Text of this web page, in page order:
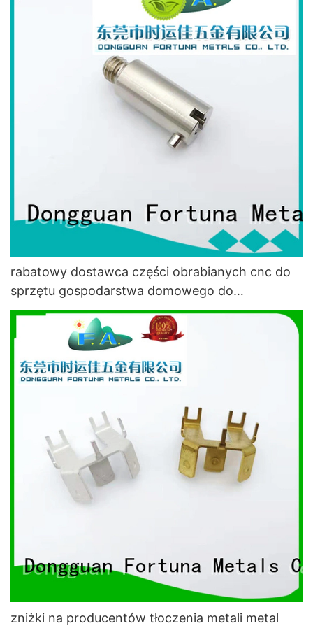
rabatowy dostawca części obrabianych cnc do
sprzętu gospodarstwa domowego do
samochodów
zniżki na producentów tłoczenia metali metal